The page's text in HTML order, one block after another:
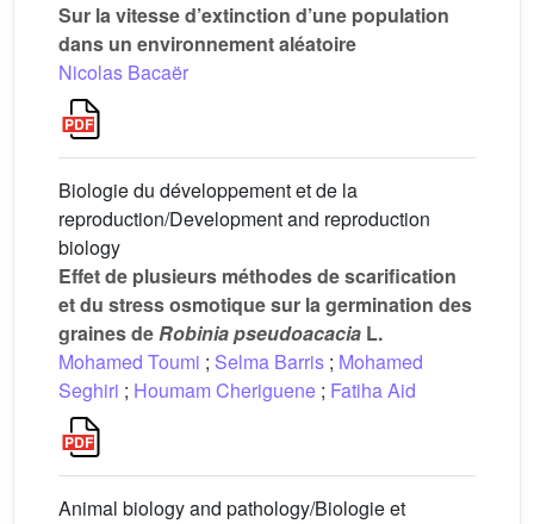
Sur la vitesse d’extinction d’une population
dans un environnement aléatoire
Nicolas Bacaër
Biologie du développement et de la
reproduction/Development and reproduction
biology
Effet de plusieurs méthodes de scarification
et du stress osmotique sur la germination des
graines deRobinia pseudoacacia L.
Mohamed Toumi ; Selma Barris ; Mohamed
Seghiri ; Houmam Cheriguene ; Fatiha Aid
Animal biology and pathology/Biologie et